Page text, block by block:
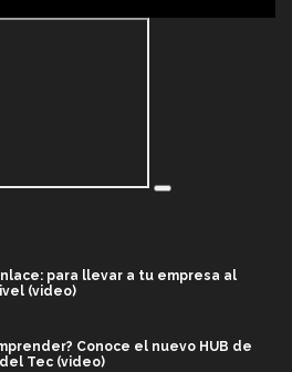
para llevar a tu empresa al
(video)
Conoce el nuevo HUB de
Tec (video)